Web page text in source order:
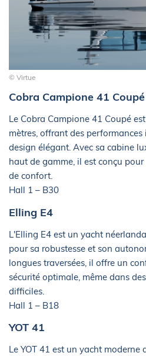
© Virtue
Cobra Campione 41 Coupé
Le Cobra Campione 41 Coupé
mètres, offrant des
design élégant. Avec sa cabine
haut de gamme, il est conçu
de confort.
Hall 1 – B30
Elling E4
L'Elling E4 est un yacht
pour sa robustesse et son
longues traversées, il offre un
sécurité optimale, même dans
difficiles.
Hall 1 – B18
YOT 41
Le YOT 41 est un yacht moderne